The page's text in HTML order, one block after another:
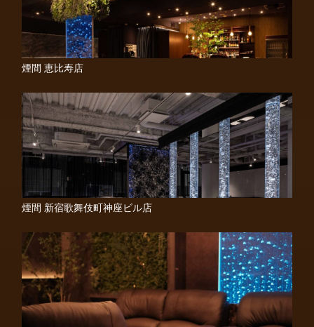
煙間 恵比寿店
煙間 新宿歌舞伎町神座ビル店